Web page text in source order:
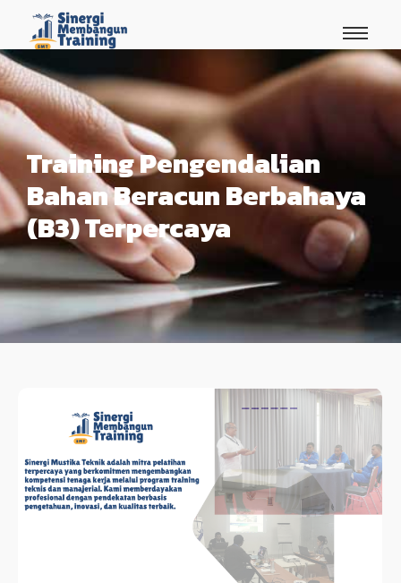
Training Pengendalian
Bahan Beracun Berbahaya
(B3) Terpercaya